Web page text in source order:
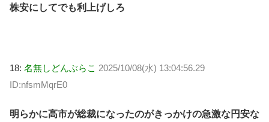
株安にしてでも利上げしろ
18: 名無しどんぶらこ 2025/10/08(水) 13:04:56.29
ID:nfsmMqrE0
明らかに高市が総裁になったのがきっかけの急激な円安な